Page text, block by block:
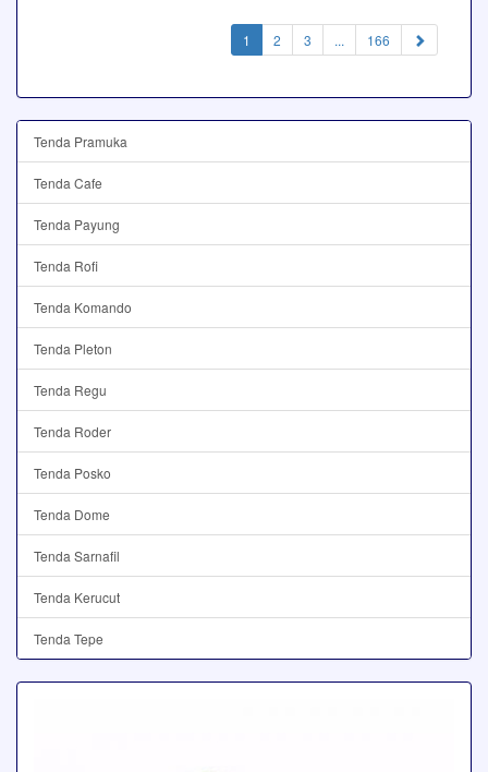
1 (current)
2 3 ... 166
Tenda Pramuka
Tenda Cafe
Tenda Payung
Tenda Rofi
Tenda Komando
Tenda Pleton
Tenda Regu
Tenda Roder
Tenda Posko
Tenda Dome
Tenda Sarnafil
Tenda Kerucut
Tenda Tepe